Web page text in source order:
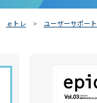
ｅトレ ユーザーサポート